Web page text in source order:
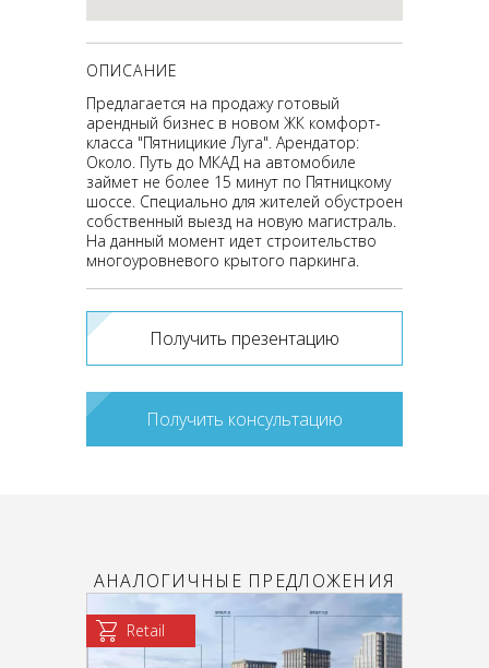
ОПИСАНИЕ
Предлагается на продажу готовый
арендный бизнес в новом ЖК комфорт-
класса "Пятницикие Луга". Арендатор:
Около. Путь до МКАД на автомобиле
займет не более 15 минут по Пятницкому
шоссе. Специально для жителей обустроен
собственный выезд на новую магистраль.
На данный момент идет строительство
многоуровневого крытого паркинга.
Получить презентацию
Получить консультацию
АНАЛОГИЧНЫЕ ПРЕДЛОЖЕНИЯ
Retail